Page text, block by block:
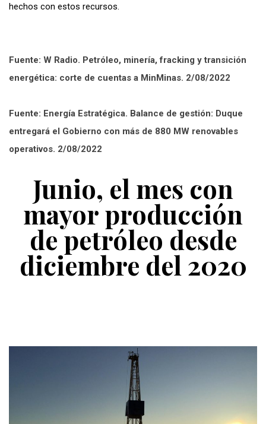
hechos con estos recursos.
Fuente: W Radio. Petróleo, minería, fracking y transición
energética: corte de cuentas a MinMinas. 2/08/2022
Fuente: Energía Estratégica. Balance de gestión: Duque
entregará el Gobierno con más de 880 MW renovables
operativos. 2/08/2022
Junio, el mes con
mayor producción
de petróleo desde
diciembre del 2020